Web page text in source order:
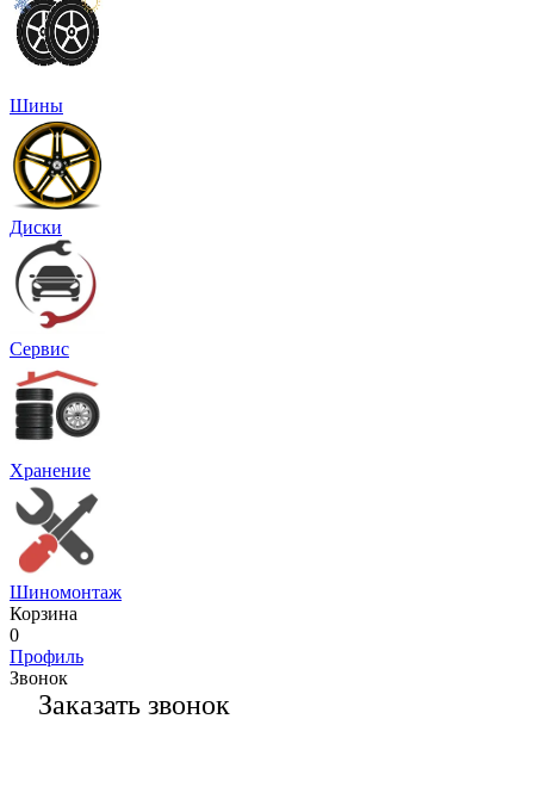
Шины
Диски
Сервис
Хранение
Шиномонтаж
Корзина
0
Профиль
Звонок
Заказать звонок